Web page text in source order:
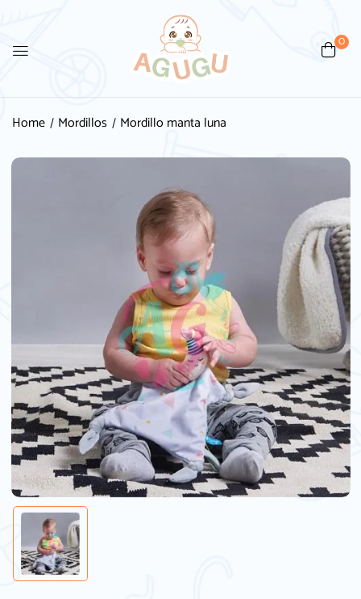
0
Home Mordillos Mordillo manta luna
Be the first to review
“Mordillo manta luna”
Your rating